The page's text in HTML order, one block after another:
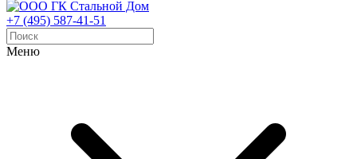
+7 (495) 587-41-51
Меню